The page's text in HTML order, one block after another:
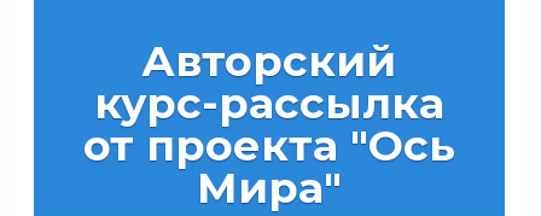
Авторский
курс-рассылка
от проекта "Ось
Мира"